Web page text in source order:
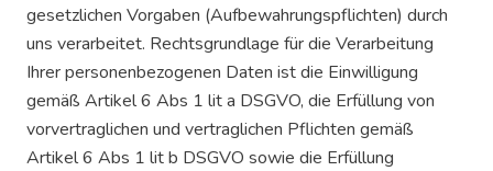
gesetzlichen Vorgaben (Aufbewahrungspflichten) durch
uns verarbeitet. Rechtsgrundlage für die Verarbeitung
Ihrer personenbezogenen Daten ist die Einwilligung
gemäß Artikel 6 Abs 1 lit a DSGVO, die Erfüllung von
vorvertraglichen und vertraglichen Pflichten gemäß
Artikel 6 Abs 1 lit b DSGVO sowie die Erfüllung